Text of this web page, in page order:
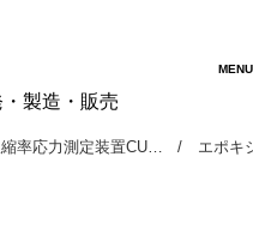
製造・販売
率応力測定装置CU… エポキ